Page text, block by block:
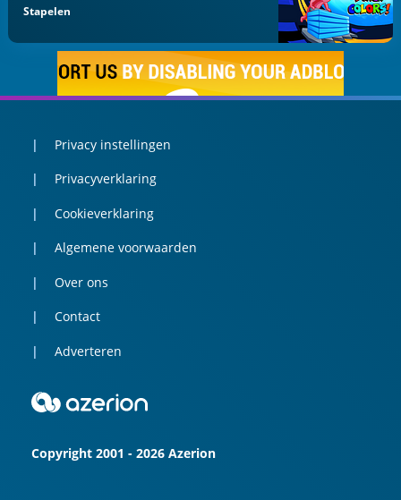
Stapelen
Privacy instellingen
Privacyverklaring
Cookieverklaring
Algemene voorwaarden
Over ons
Contact
Adverteren
Copyright 2001 - 2026 Azerion